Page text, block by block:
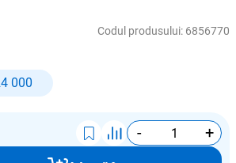
Codul produsului: 6856770
000
- +